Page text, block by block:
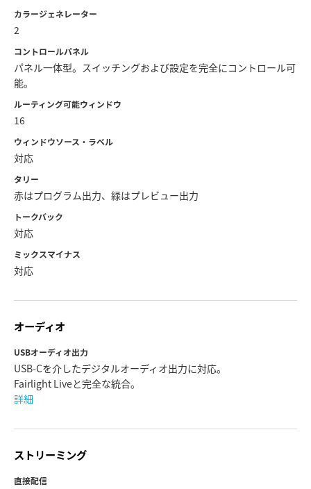
カラージェネレーター
2
コントロールパネル
パネル一体型。スイッチングおよび設定を完全にコントロール可
能。
ルーティング可能ウィンドウ
16
ウィンドウソース・ラベル
対応
タリー
赤はプログラム出力、緑はプレビュー出力
トークバック
対応
ミックスマイナス
対応
オーディオ
USBオーディオ出力
USB-Cを介したデジタルオーディオ出力に対応。
Fairlight Liveと完全な統合。
詳細
ストリーミング
直接配信